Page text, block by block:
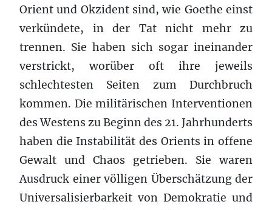
Orient und Okzident sind, wie Goethe einst
verkündete, in der Tat nicht mehr zu
trennen. Sie haben sich sogar ineinander
verstrickt, worüber oft ihre jeweils
schlechtesten Seiten zum Durchbruch
kommen. Die militärischen Interventionen
des Westens zu Beginn des 21. Jahrhunderts
haben die Instabilität des Orients in offene
Gewalt und Chaos getrieben. Sie waren
Ausdruck einer völligen Überschätzung der
Universalisierbarkeit von Demokratie und